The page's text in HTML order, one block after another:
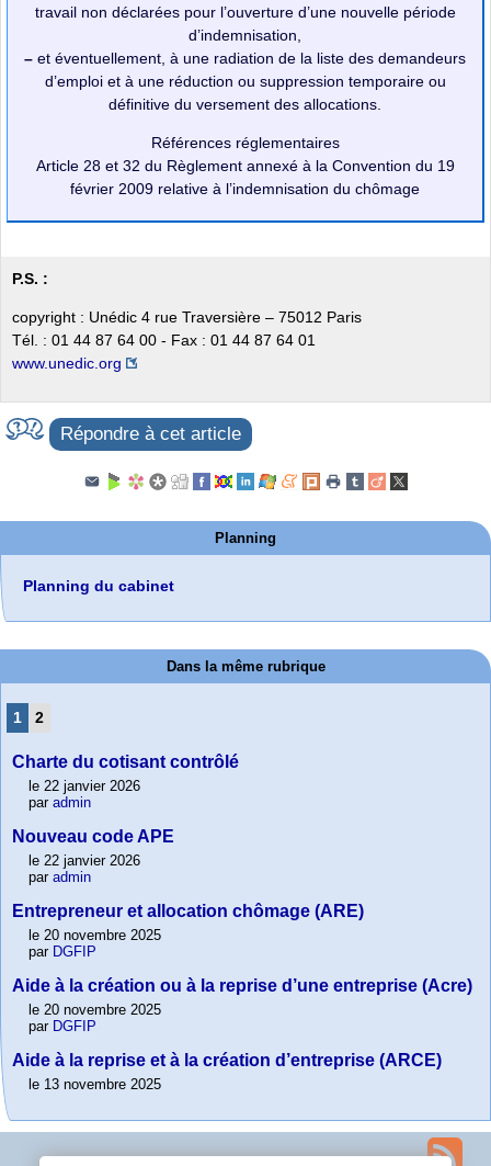
travail non déclarées pour l’ouverture d’une nouvelle période
d’indemnisation,
– et éventuellement, à une radiation de la liste des demandeurs
d’emploi et à une réduction ou suppression temporaire ou
définitive du versement des allocations.
Références réglementaires
Article 28 et 32 du Règlement annexé à la Convention du 19
février 2009 relative à l’indemnisation du chômage
P.S. :
copyright : Unédic 4 rue Traversière – 75012 Paris
Tél. : 01 44 87 64 00 - Fax : 01 44 87 64 01
www.unedic.org
Répondre à cet article
Planning
Planning du cabinet
Dans la même rubrique
1 2
Charte du cotisant contrôlé
le 22 janvier 2026
par admin
Nouveau code APE
le 22 janvier 2026
par admin
Entrepreneur et allocation chômage (ARE)
le 20 novembre 2025
par DGFIP
Aide à la création ou à la reprise d’une entreprise (Acre)
le 20 novembre 2025
par DGFIP
Aide à la reprise et à la création d’entreprise (ARCE)
le 13 novembre 2025